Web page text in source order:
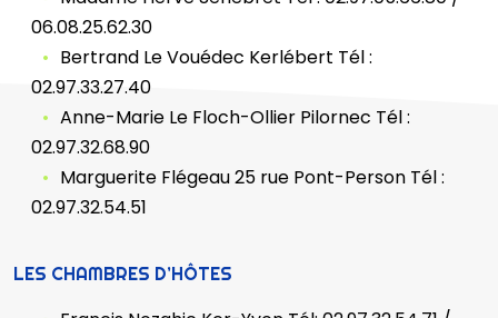
06.08.25.62.30
Bertrand Le Vouédec Kerlébert Tél :
02.97.33.27.40
Anne-Marie Le Floch-Ollier Pilornec Tél :
02.97.32.68.90
Marguerite Flégeau 25 rue Pont-Person Tél :
02.97.32.54.51
LES CHAMBRES D’HÔTES